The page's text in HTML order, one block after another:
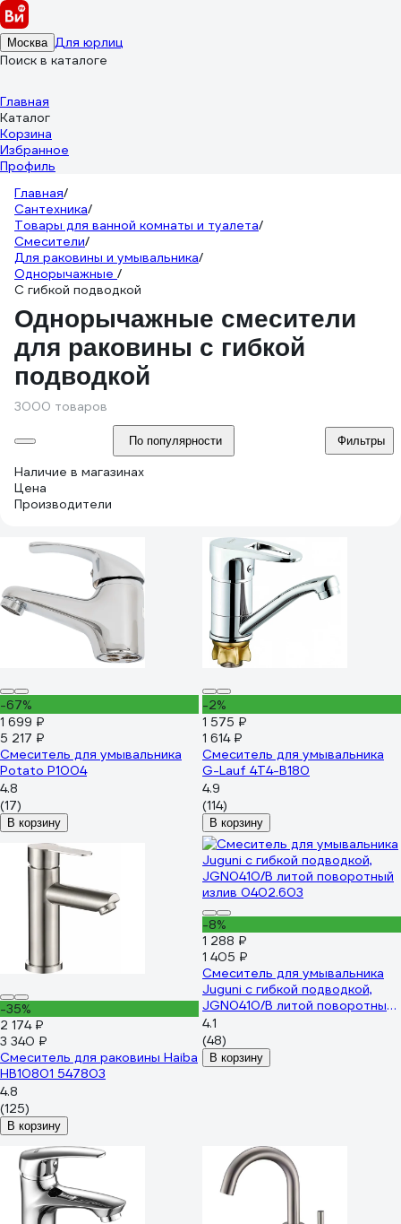
Москва Для юрлиц
Поиск в каталоге
Главная
Каталог
Корзина
Избранное
Профиль
Главная/
Сантехника/
Товары для ванной комнаты и туалета/
Смесители/
Для раковины и умывальника/
Однорычажные /
С гибкой подводкой
Однорычажные смесители
для раковины с гибкой
подводкой
3000 товаров
По популярности Фильтры
Наличие в магазинах
Цена
Производители
-67%
1 699 ₽
5 217 ₽
Смеситель для умывальника
Potato P1004
4.8
(17)
В корзину
-2%
1 575 ₽
1 614 ₽
Смеситель для умывальника
G-Lauf 4T4-B180
4.9
(114)
В корзину
-35%
2 174 ₽
3 340 ₽
Смеситель для раковины Haiba
HB10801 547803
4.8
(125)
В корзину
-8%
1 288 ₽
1 405 ₽
Смеситель для умывальника
Juguni с гибкой подводкой,
JGN0410/В литой поворотный
излив 0402.603
4.1
(48)
В корзину